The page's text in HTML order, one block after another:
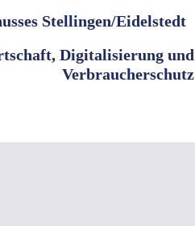
Stellingen/Eidelstedt
Digitalisierung und
Verbraucherschutz